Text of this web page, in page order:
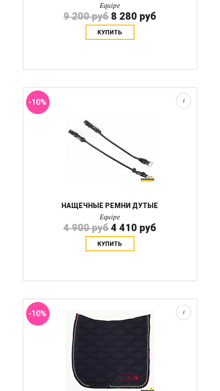
Equipe
9 200 руб 8 280 руб
КУПИТЬ
-10%
НАЩЕЧНЫЕ РЕМНИ ДУТЫЕ
Equipe
4 900 руб 4 410 руб
КУПИТЬ
i
-10% i